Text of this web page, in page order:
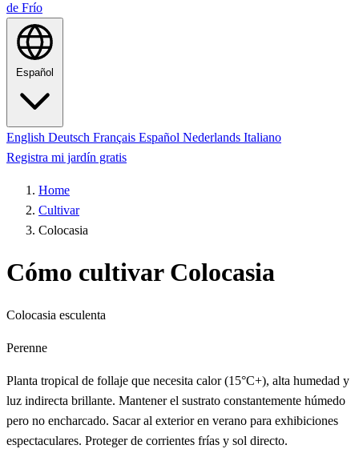
de Frío
Español
English Deutsch Français Español Nederlands Italiano
Registra mi jardín gratis
Home
Cultivar
Colocasia
Cómo cultivar Colocasia
Colocasia esculenta
Perenne
Planta tropical de follaje que necesita calor (15°C+), alta humedad y
luz indirecta brillante. Mantener el sustrato constantemente húmedo
pero no encharcado. Sacar al exterior en verano para exhibiciones
espectaculares. Proteger de corrientes frías y sol directo.